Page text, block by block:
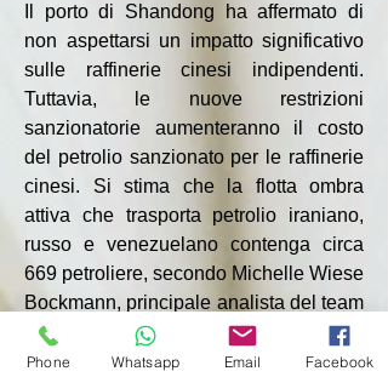
Il porto di Shandong ha affermato di
non aspettarsi un impatto significativo
sulle raffinerie cinesi indipendenti.
Tuttavia, le nuove restrizioni
sanzionatorie aumenteranno il costo
del petrolio sanzionato per le raffinerie
cinesi. Si stima che la flotta ombra
attiva che trasporta petrolio iraniano,
russo e venezuelano contenga circa
669 petroliere, secondo Michelle Wiese
Bockmann, principale analista del team
di dati marittimi di Lloyd's List
Intelligence. Di questo numero, 250-
Phone Whatsapp Email Facebook